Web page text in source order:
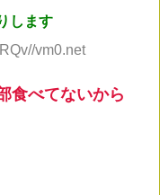
します
vm0.net
食べてないから